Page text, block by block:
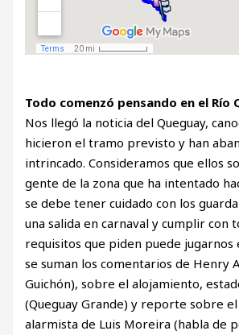
Todo comenzó pensando en el Río
Nos llegó la noticia del Queguay,
hicieron el tramo previsto y han
intrincado. Consideramos que ellos
gente de la zona que ha intentado
se debe tener cuidado con los
una salida en carnaval y cumplir con
requisitos que piden puede jugarnos
se suman los comentarios de Henry
Guichón), sobre el alojamiento,
(Queguay Grande) y reporte sobre
alarmista de Luis Moreira (habla de